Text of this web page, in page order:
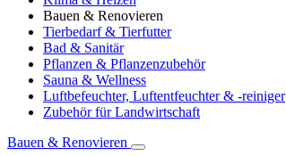
Bauen & Renovieren
Tierbedarf & Tierfutter
Bad & Sanitär
Pflanzen & Pflanzenzubehör
Sauna & Wellness
Luftbefeuchter, Luftentfeuchter & -reiniger
Zubehör für Landwirtschaft
Bauen & Renovieren